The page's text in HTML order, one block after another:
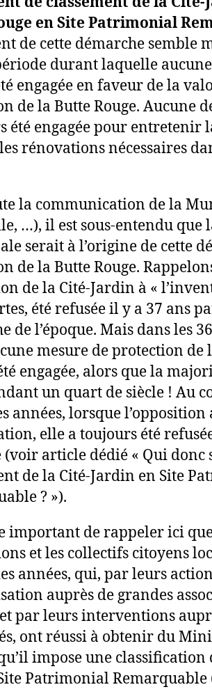
en Site Patrimonial
de cette démarche semble
durant laquelle
engagée en faveur de la
de la Butte Rouge. Aucune
été engagée pour entretenir
rénovations nécessaires
la communication de la
…), il est sous-entendu que
serait à l’origine de cette
de la Butte Rouge.
de la Cité-Jardin à «
été refusée il y a 37 ans
de l’époque. Mais dans les
mesure de protection de
engagée, alors que la
un quart de siècle ! Au
années, lorsque l’opposition
elle a toujours été
article dédié « Qui donc
de la Cité-Jardin en Site
? »).
important de rappeler ici
et les collectifs citoyens
années, qui, par leurs
auprès de grandes
par leurs interventions
ont réussi à obtenir du
impose une classification
Patrimonial Remarquable